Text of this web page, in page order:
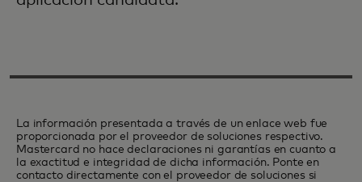
La información presentada a través de un enlace web fue
proporcionada por el proveedor de soluciones respectivo.
Mastercard no hace declaraciones ni garantías en cuanto a
la exactitud e integridad de dicha información. Ponte en
contacto directamente con el proveedor de soluciones si